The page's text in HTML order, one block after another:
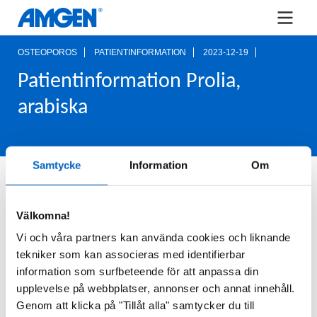
Samtycke Information Om
Välkomna!
Vi och våra partners kan använda cookies och liknande
tekniker som kan associeras med identifierbar
information som surfbeteende för att anpassa din
upplevelse på webbplatser, annonser och annat innehåll.
Genom att klicka på "Tillåt alla" samtycker du till
OSTEOPOROS PATIENTINFORMATION 2023-12-19
Patientinformation Prolia,
arabiska
Information till patienter som behandlas med
och kvinnor. Distribueras endast via
vårdpersonal.
För fullständig information vid förskrivning,
produktresumé och aktuella priser,klicka härför
att komma till fass.se.